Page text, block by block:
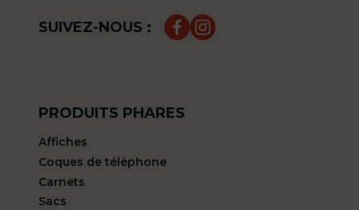
SUIVEZ-NOUS :
PRODUITS PHARES
Affiches
Coques de téléphone
Carnets
Sacs